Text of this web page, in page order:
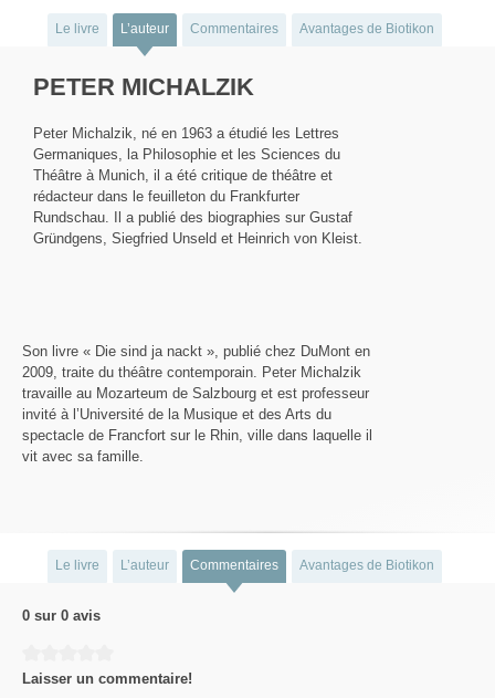
Le livre L’auteur Commentaires Avantages de Biotikon
PETER MICHALZIK
Peter Michalzik, né en 1963 a étudié les Lettres
Germaniques, la Philosophie et les Sciences du
Théâtre à Munich, il a été critique de théâtre et
rédacteur dans le feuilleton du Frankfurter
Rundschau. Il a publié des biographies sur Gustaf
Gründgens, Siegfried Unseld et Heinrich von Kleist.
Son livre « Die sind ja nackt », publié chez DuMont en
2009, traite du théâtre contemporain. Peter Michalzik
travaille au Mozarteum de Salzbourg et est professeur
invité à l’Université de la Musique et des Arts du
spectacle de Francfort sur le Rhin, ville dans laquelle il
vit avec sa famille.
Le livre L’auteur Commentaires Avantages de Biotikon
0 sur 0 avis
Laisser un commentaire!